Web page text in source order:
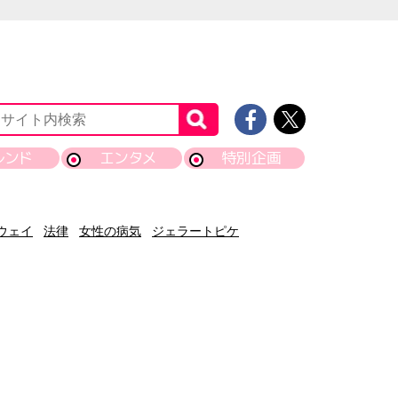
ンド エンタメ 特別企画
ェイ 法律 女性の病気
ジェラートピケ